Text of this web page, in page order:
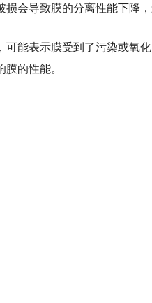
会导致膜的分离性能下降
能表示膜受到了污染或氧化‌
的性能‌。